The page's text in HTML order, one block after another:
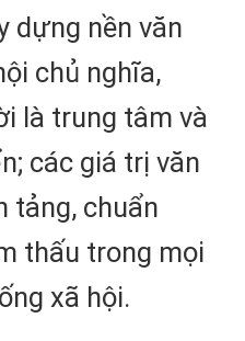
dựng nền văn
chủ nghĩa,
là trung tâm và
các giá trị văn
tảng, chuẩn
thấu trong mọi
xã hội.